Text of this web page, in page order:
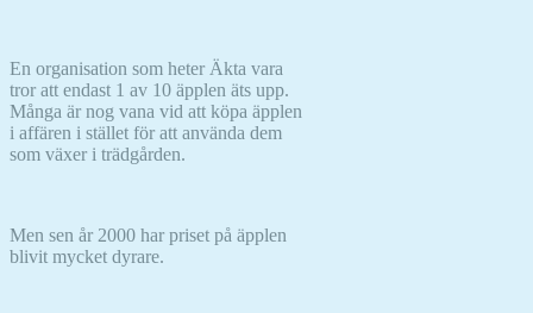
En organisation som heter Äkta vara
tror att endast 1 av 10 äpplen äts upp.
Många är nog vana vid att köpa äpplen
i affären i stället för att använda dem
som växer i trädgården.
Men sen år 2000 har priset på äpplen
blivit mycket dyrare.